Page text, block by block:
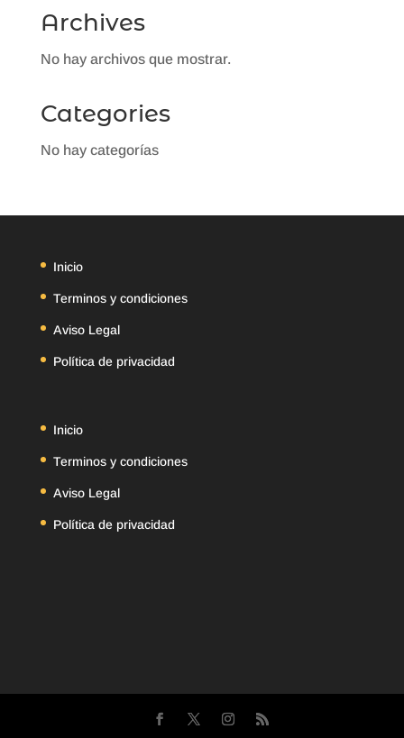
Archives
No hay archivos que mostrar.
Categories
No hay categorías
Inicio
Terminos y condiciones
Aviso Legal
Política de privacidad
Inicio
Terminos y condiciones
Aviso Legal
Política de privacidad